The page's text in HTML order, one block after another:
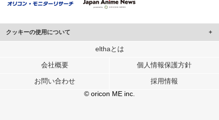
クッキーの使用について
このサイトでは Cookie を使用して、ユーザーに合わせたコンテンツや広告の
行っています。
メディアや広告配信、データ解析の各パートナーに提供しています。
各パートナーは、この情報とユーザーが各パートナーに提供した他の情報や、
ユーザーが各パートナーのサービスを使用したときに収集した他の情報を組み
elthaとは
会社概要 個人情報保護方針
お問い合わせ
採用情報
© oricon ME inc.